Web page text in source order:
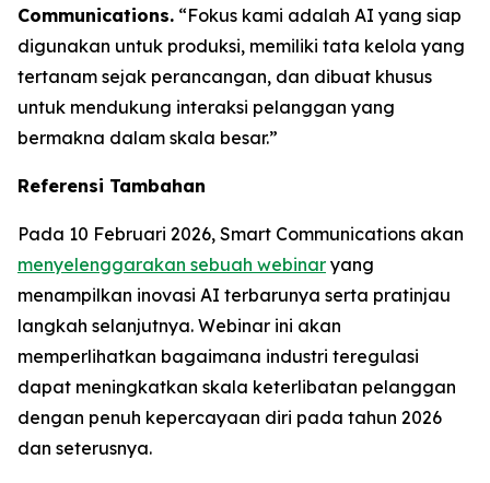
Communications. “Fokus kami adalah AI yang siap
digunakan untuk produksi, memiliki tata kelola yang
tertanam sejak perancangan, dan dibuat khusus
untuk mendukung interaksi pelanggan yang
bermakna dalam skala besar.”
Referensi Tambahan
Pada 10 Februari 2026, Smart Communications akan
menyelenggarakan sebuah webinar yang
menampilkan inovasi AI terbarunya serta pratinjau
langkah selanjutnya. Webinar ini akan
memperlihatkan bagaimana industri teregulasi
dapat meningkatkan skala keterlibatan pelanggan
dengan penuh kepercayaan diri pada tahun 2026
dan seterusnya.